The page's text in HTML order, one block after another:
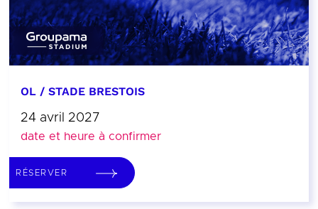
OL / STADE BRESTOIS
24 avril 2027
date et heure à confirmer
RÉSERVER